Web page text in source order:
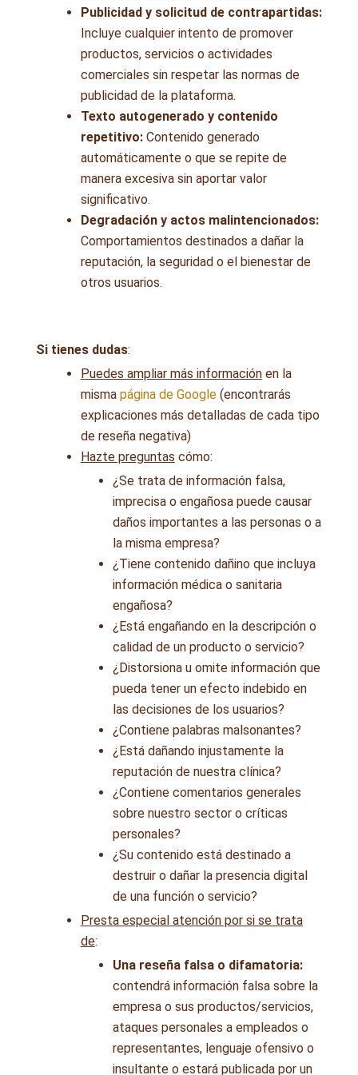
Publicidad y solicitud de contrapartidas:
Incluye cualquier intento de promover
productos, servicios o actividades
comerciales sin respetar las normas de
publicidad de la plataforma.
Texto autogenerado y contenido
repetitivo: Contenido generado
automáticamente o que se repite de
manera excesiva sin aportar valor
significativo.
Degradación y actos malintencionados:
Comportamientos destinados a dañar la
reputación, la seguridad o el bienestar de
otros usuarios.
Si tienes dudas:
Puedes ampliar más informaciónen la
misma página de Google(encontrarás
explicaciones más detalladas de cada tipo
de reseña negativa)
Hazte preguntas cómo:
¿Se trata de información falsa,
imprecisa o engañosa puede causar
daños importantes a las personas o a
la misma empresa?
¿Tiene contenido dañino que incluya
información médica o sanitaria
engañosa?
¿Está engañando en la descripción o
calidad de un producto o servicio?
¿Distorsiona u omite información que
pueda tener un efecto indebido en
las decisiones de los usuarios?
¿Contiene palabras malsonantes?
¿Está dañando injustamente la
reputación de nuestra clínica?
¿Contiene comentarios generales
sobre nuestro sector o críticas
personales?
¿Su contenido está destinado a
destruir o dañar la presencia digital
de una función o servicio?
Presta especial atención por si se trata
de:
Una reseña falsa o difamatoria:
contendrá información falsa sobre la
empresa o sus productos/servicios,
ataques personales a empleados o
representantes, lenguaje ofensivo o
insultante o estará publicada por un